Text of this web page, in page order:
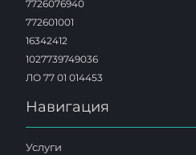
7726076940
772601001
16342412
1027739749036
ЛО 77 01 014453
Навигация
Услуги